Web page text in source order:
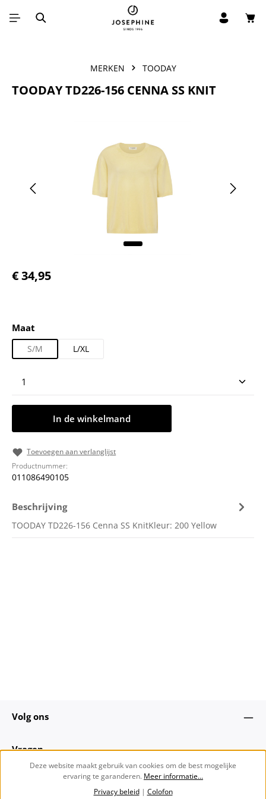
Ga naar de hoofdinhoud
MERKEN TOODAY
TOODAY TD226-156 CENNA SS KNIT
Normale prijs:
€ 34,95
Selecteer
Maat
S/M L/XL
Producthoeveelheid: Voer de gewenste
In de winkelmand
Toevoegen aan verlanglijst
Productnummer:
011086490105
Beschrijving
TOODAY TD226-156 Cenna SS KnitKleur: 200 Yellow
Volg ons
Vragen
Deze website maakt gebruik van cookies om de best mogelijke
ervaring te garanderen. Meer informatie...
Privacy beleid| Colofon